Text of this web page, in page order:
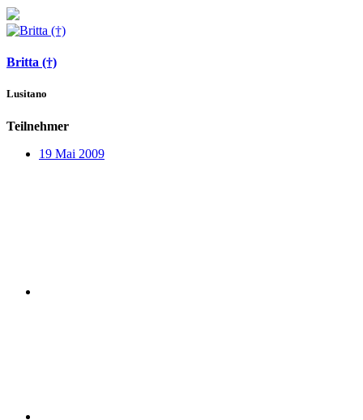
Britta (†)
Lusitano
Teilnehmer
19 Mai 2009